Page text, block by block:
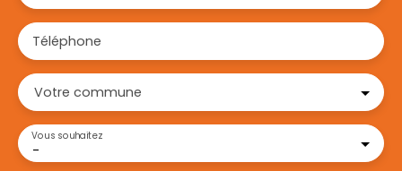
Téléphone
Votre commune
-
Vous souhaitez